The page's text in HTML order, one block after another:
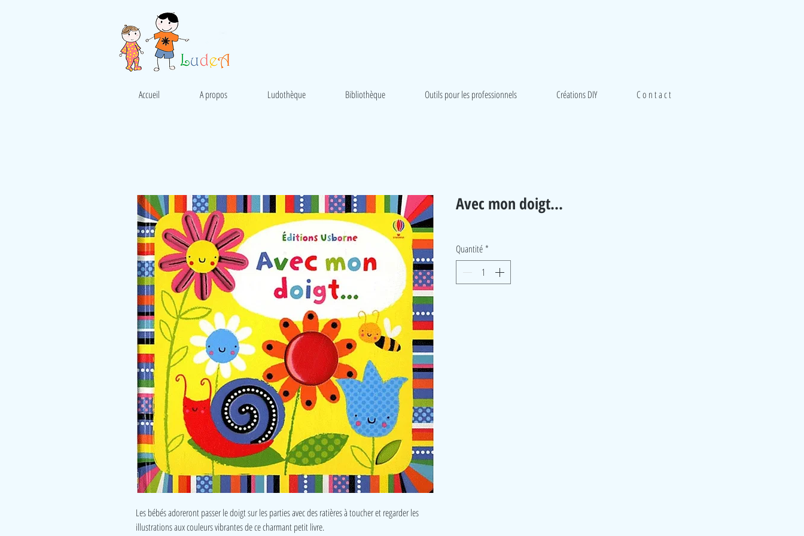
Accueil A propos Ludothèque Bibliothèque Outils pour les professionnels Créations DIY C o n t a c t
Les bébés adoreront passer le doigt sur les parties avec des ratières à toucher et regarder les
illustrations aux couleurs vibrantes de ce charmant petit livre.
Avec mon doigt...
Quantité *